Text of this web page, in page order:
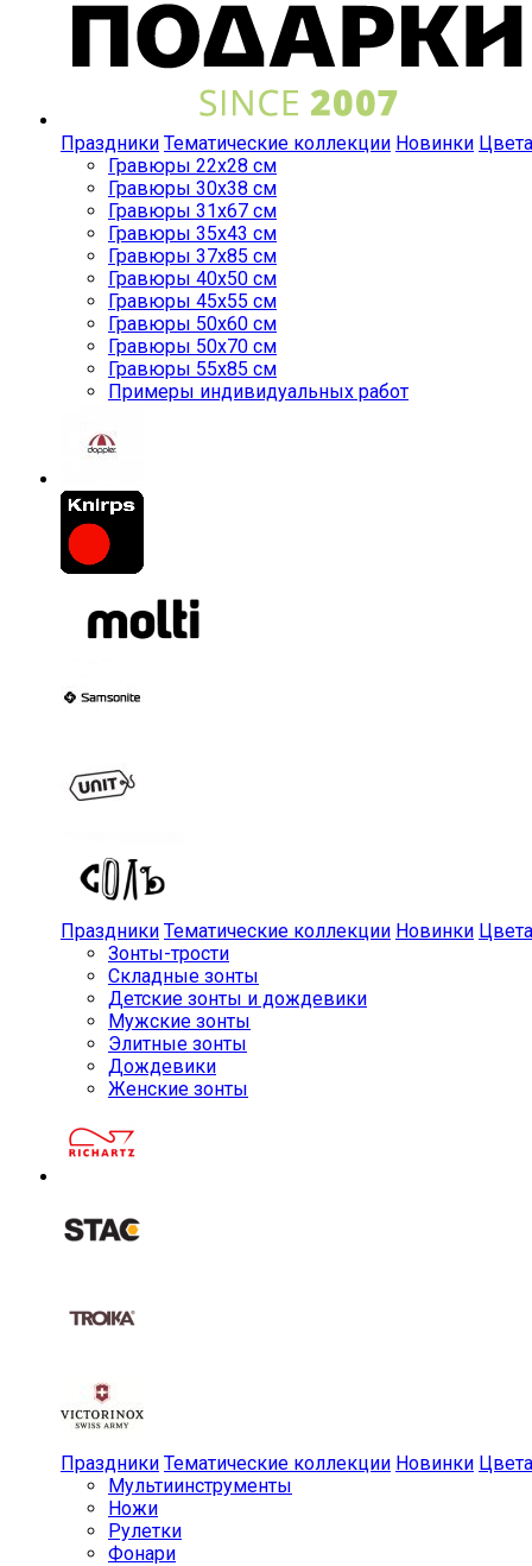
Праздники Тематические коллекции Новинки Цвета
Гравюры 22x28 см
Гравюры 30x38 см
Гравюры 31x67 см
Гравюры 35x43 см
Гравюры 37x85 см
Гравюры 40x50 см
Гравюры 45x55 см
Гравюры 50x60 см
Гравюры 50x70 см
Гравюры 55x85 см
Примеры индивидуальных работ
Праздники Тематические коллекции Новинки Цвета
Зонты-трости
Складные зонты
Детские зонты и дождевики
Мужские зонты
Элитные зонты
Дождевики
Женские зонты
Праздники Тематические коллекции Новинки Цвета
Мульти­инструменты
Ножи
Рулетки
Фонари